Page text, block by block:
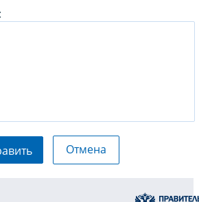
Отмена